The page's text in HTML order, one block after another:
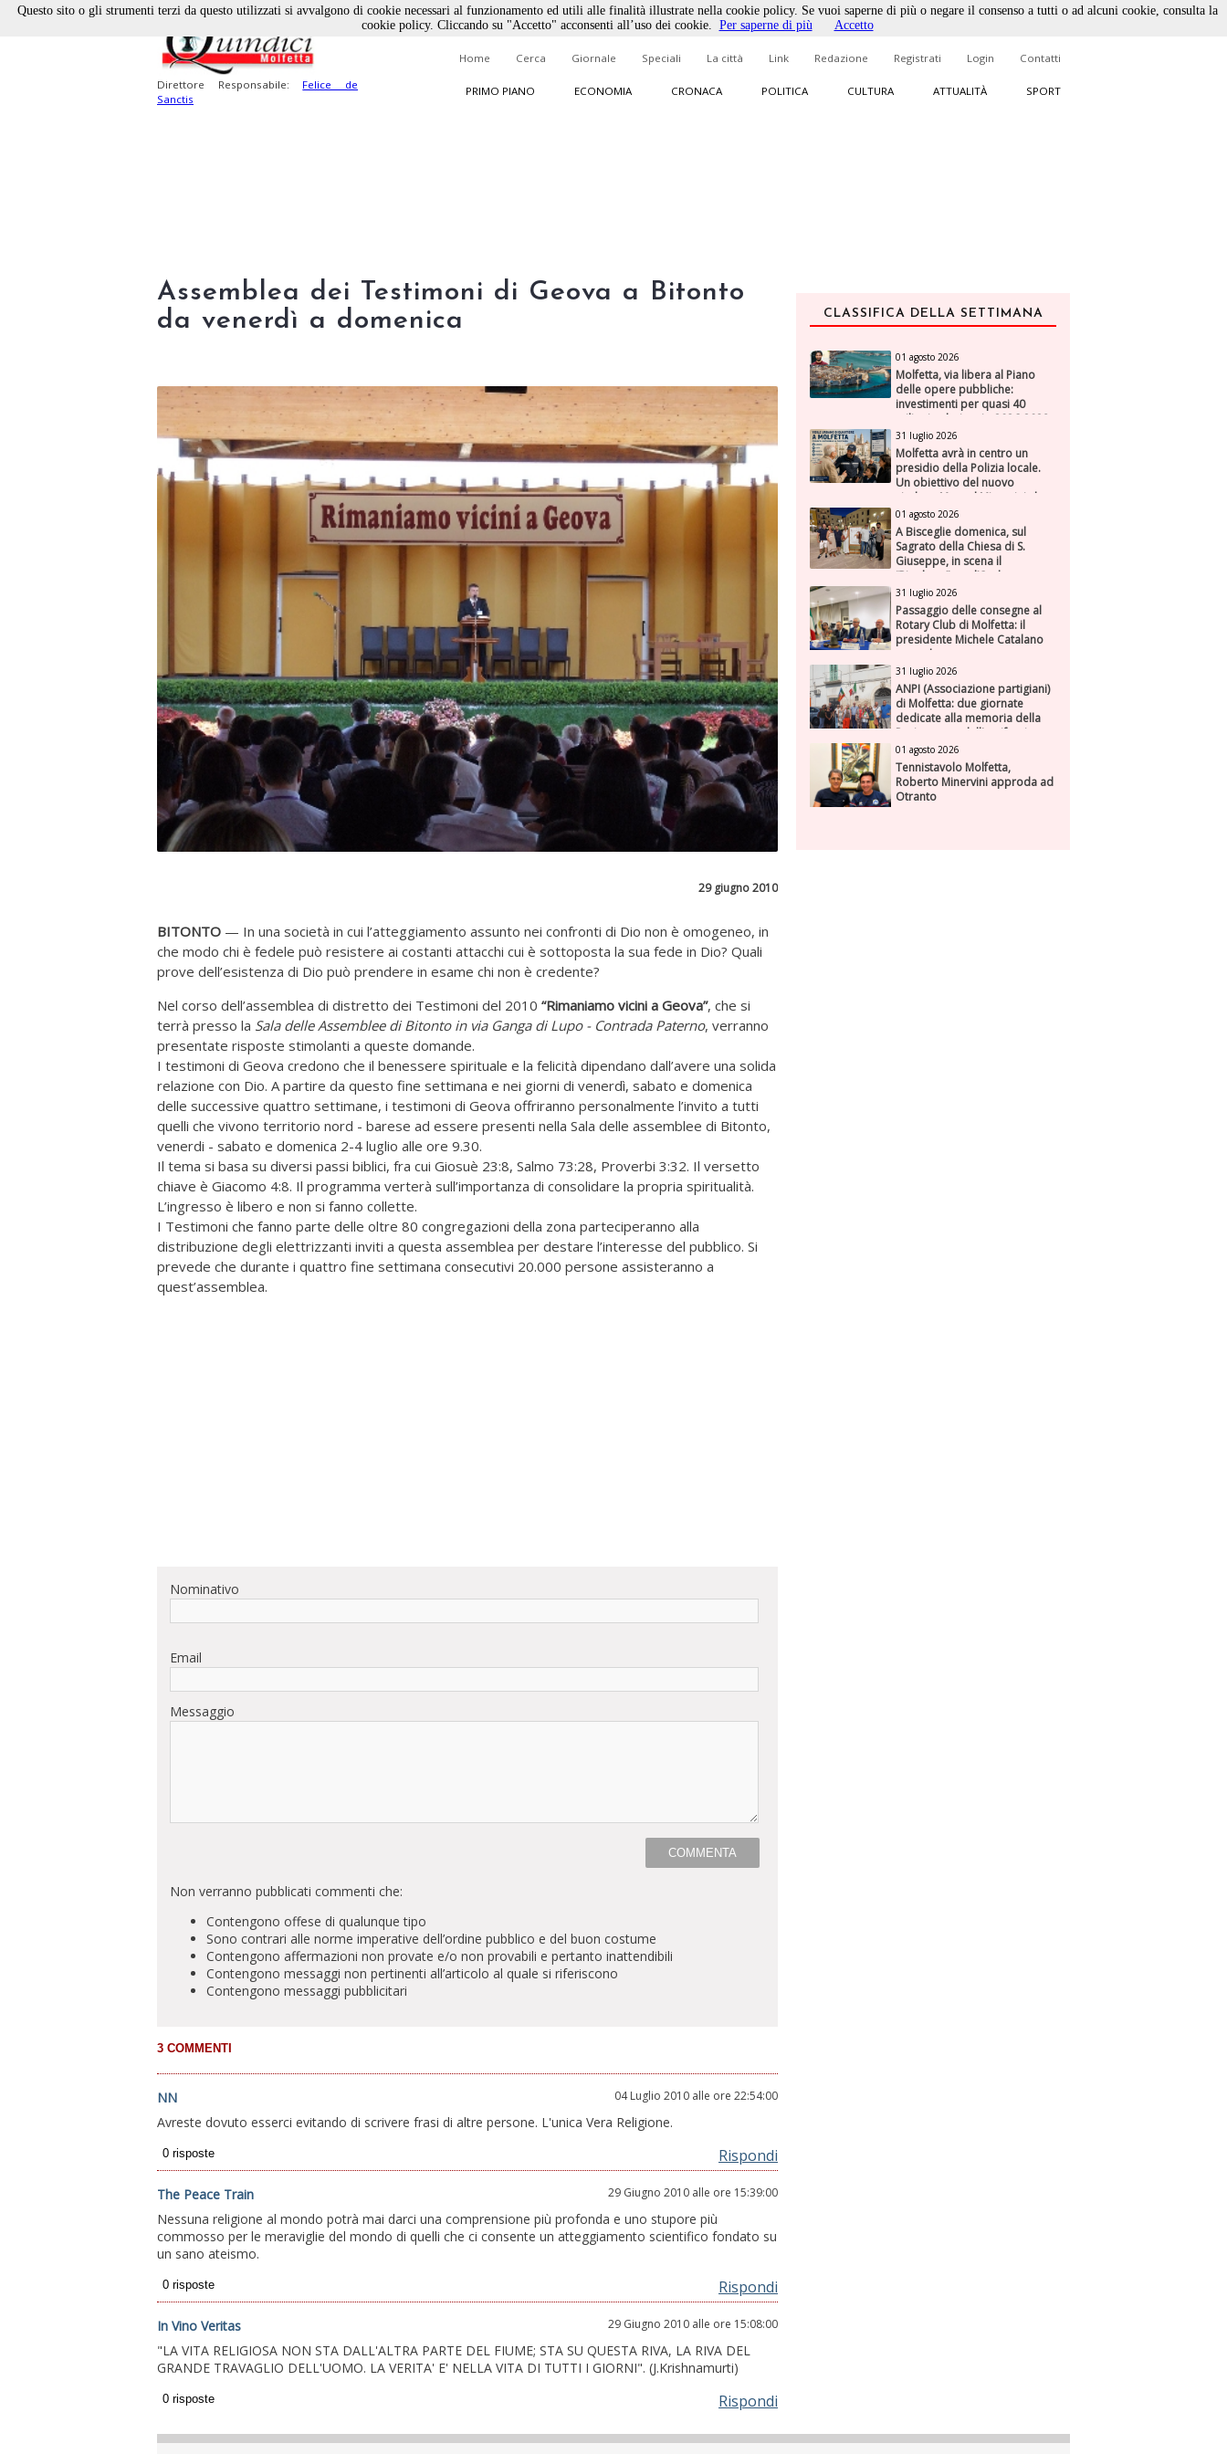
Direttore Responsabile: Felice de
Sanctis
Home Cerca Giornale Speciali La città Link Redazione Registrati Login Contatti
PRIMO PIANO ECONOMIA CRONACA POLITICA CULTURA ATTUALITÀ SPORT
Assemblea dei Testimoni di Geova a Bitonto
da venerdì a domenica
29 giugno 2010
BITONTO — In una società in cui l’atteggiamento assunto nei confronti di Dio non è omogeneo, in
che modo chi è fedele può resistere ai costanti attacchi cui è sottoposta la sua fede in Dio? Quali
prove dell’esistenza di Dio può prendere in esame chi non è credente?
Nel corso dell’assemblea di distretto dei Testimoni del 2010 “Rimaniamo vicini a Geova”, che si
terrà presso la Sala delle Assemblee di Bitonto in via Ganga di Lupo - Contrada Paterno, verranno
presentate risposte stimolanti a queste domande.
I testimoni di Geova credono che il benessere spirituale e la felicità dipendano dall’avere una solida
relazione con Dio. A partire da questo fine settimana e nei giorni di venerdì, sabato e domenica
delle successive quattro settimane, i testimoni di Geova offriranno personalmente l’invito a tutti
quelli che vivono territorio nord - barese ad essere presenti nella Sala delle assemblee di Bitonto,
venerdi - sabato e domenica 2-4 luglio alle ore 9.30.
Il tema si basa su diversi passi biblici, fra cui Giosuè 23:8, Salmo 73:28, Proverbi 3:32. Il versetto
chiave è Giacomo 4:8. Il programma verterà sull’importanza di consolidare la propria spiritualità.
L’ingresso è libero e non si fanno collette.
I Testimoni che fanno parte delle oltre 80 congregazioni della zona parteciperanno alla
distribuzione degli elettrizzanti inviti a questa assemblea per destare l’interesse del pubblico. Si
prevede che durante i quattro fine settimana consecutivi 20.000 persone assisteranno a
quest’assemblea.
Nominativo
Email
Messaggio
Non verranno pubblicati commenti che:
Contengono offese di qualunque tipo
Sono contrari alle norme imperative dell’ordine pubblico e del buon costume
Contengono affermazioni non provate e/o non provabili e pertanto inattendibili
Contengono messaggi non pertinenti all’articolo al quale si riferiscono
Contengono messaggi pubblicitari
NN 04 Luglio 2010 alle ore 22:54:00
Avreste dovuto esserci evitando di scrivere frasi di altre persone. L'unica Vera Religione.
Rispondi
The Peace Train 29 Giugno 2010 alle ore 15:39:00
Nessuna religione al mondo potrà mai darci una comprensione più profonda e uno stupore più
commosso per le meraviglie del mondo di quelli che ci consente un atteggiamento scientifico fondato su
un sano ateismo.
Rispondi
In Vino Veritas 29 Giugno 2010 alle ore 15:08:00
"LA VITA RELIGIOSA NON STA DALL'ALTRA PARTE DEL FIUME; STA SU QUESTA RIVA, LA RIVA DEL
GRANDE TRAVAGLIO DELL'UOMO. LA VERITA' E' NELLA VITA DI TUTTI I GIORNI". (J.Krishnamurti)
Rispondi
CLASSIFICA DELLA SETTIMANA
01 agosto 2026
Molfetta, via libera al Piano
delle opere pubbliche:
investimenti per quasi 40
milioni nel triennio 2026-2028
31 luglio 2026
Molfetta avrà in centro un
presidio della Polizia locale.
Un obiettivo del nuovo
sindaco Manuel Minervini che
diviene realtà, con la speranza
di maggiore efficienza e
presenza sul territorio
01 agosto 2026
A Bisceglie domenica, sul
Sagrato della Chiesa di S.
Giuseppe, in scena il
“Rigoletto” con l’Orchestra
Sinfonica Federiciana
31 luglio 2026
Passaggio delle consegne al
Rotary Club di Molfetta: il
presidente Michele Catalano
succede a se stesso
31 luglio 2026
ANPI (Associazione partigiani)
di Molfetta: due giornate
dedicate alla memoria della
Resistenza e dell'antifascismo
01 agosto 2026
Tennistavolo Molfetta,
Roberto Minervini approda ad
Otranto
Questo sito o gli strumenti terzi da questo utilizzati si avvalgono di cookie necessari al funzionamento ed utili alle finalità illustrate nella cookie policy. Se vuoi saperne di più o negare il consenso a tutti o ad alcuni cookie, consulta la
cookie policy. Cliccando su "Accetto" acconsenti all’uso dei cookie. Per saperne di più Accetto